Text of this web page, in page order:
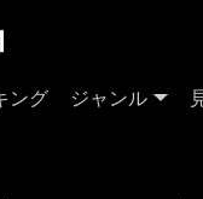
ング ジャンル